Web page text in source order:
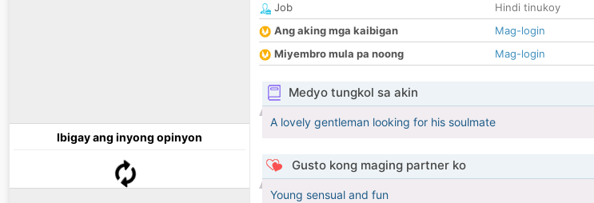
Ibigay ang inyong opinyon
Job
Hindi tinukoy
Ang aking mga kaibigan
Mag-login
Miyembro mula pa noong
Mag-login
Medyo tungkol sa akin
A lovely gentleman looking for his soulmate
Gusto kong maging partner ko
Young sensual and fun